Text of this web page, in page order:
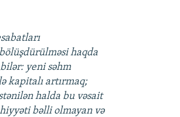
haqda
yeni səhm
kapitalı artırmaq;
halda bu vəsait
bəlli olmayan və